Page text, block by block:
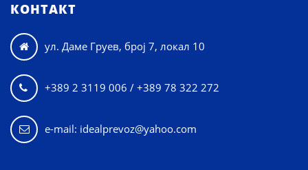
КОНТАКТ
 ул. Даме Груев, број 7, локал 10
 +389 2 3119 006 / +389 78 322 272
e-mail: idealprevoz@yahoo.com